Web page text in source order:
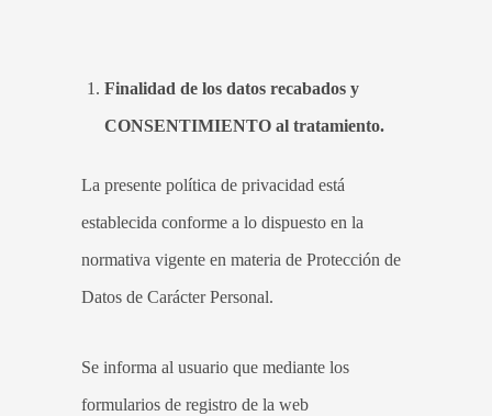
Finalidad de los datos recabados y
CONSENTIMIENTO al tratamiento.
La presente política de privacidad está
establecida conforme a lo dispuesto en la
normativa vigente en materia de Protección de
Datos de Carácter Personal.
Se informa al usuario que mediante los
formularios de registro de la web